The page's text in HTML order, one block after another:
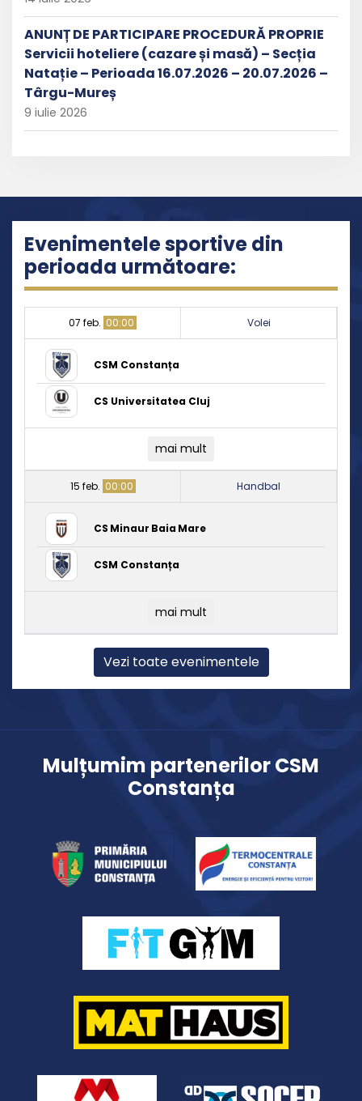
ANUNȚ DE PARTICIPARE PROCEDURĂ PROPRIE
Servicii hoteliere (cazare și masă) – Secția
Natație – Perioada 16.07.2026 – 20.07.2026 –
Târgu-Mureș
9 iulie 2026
Evenimentele sportive din
perioada următoare:
07 feb. 00:00 Volei
CSM Constanța
CS Universitatea Cluj
mai mult
15 feb. 00:00 Handbal
CS Minaur Baia Mare
CSM Constanța
mai mult
Vezi toate evenimentele
Mulțumim partenerilor CSM
Constanța